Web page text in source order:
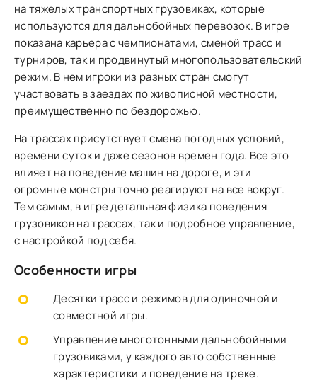
на тяжелых транспортных грузовиках, которые
используются для дальнобойных перевозок. В игре
показана карьера с чемпионатами, сменой трасс и
турниров, так и продвинутый многопользовательский
режим. В нем игроки из разных стран смогут
участвовать в заездах по живописной местности,
преимущественно по бездорожью.
На трассах присутствует смена погодных условий,
времени суток и даже сезонов времен года. Все это
влияет на поведение машин на дороге, и эти
огромные монстры точно реагируют на все вокруг.
Тем самым, в игре детальная физика поведения
грузовиков на трассах, так и подробное управление,
с настройкой под себя.
Особенности игры
Десятки трасс и режимов для одиночной и
совместной игры.
Управление многотонными дальнобойными
грузовиками, у каждого авто собственные
характеристики и поведение на треке.